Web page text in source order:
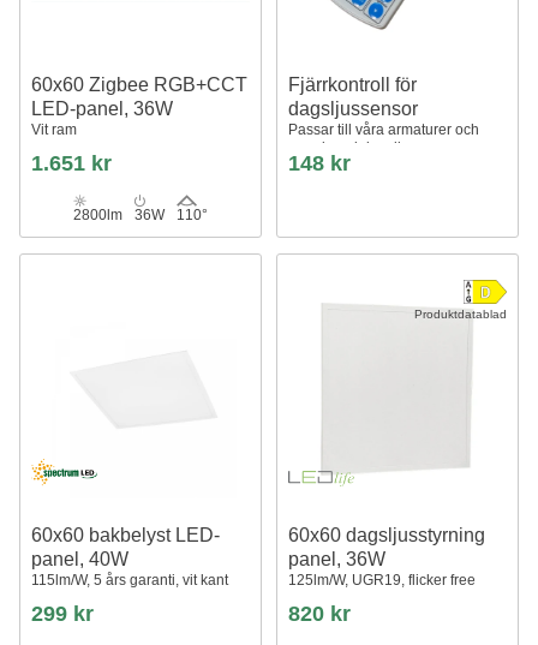
60x60 Zigbee RGB+CCT
LED-panel, 36W
Vit ram
1.651 kr
2800lm 36W 110°
Fjärrkontroll för
dagsljussensor
Passar till våra armaturer och
panel med dagsljussensor
148 kr
60x60 bakbelyst LED-
panel, 40W
115lm/W, 5 års garanti, vit kant
299 kr
Produktdatablad
60x60 dagsljusstyrning
panel, 36W
125lm/W, UGR19, flicker free
820 kr